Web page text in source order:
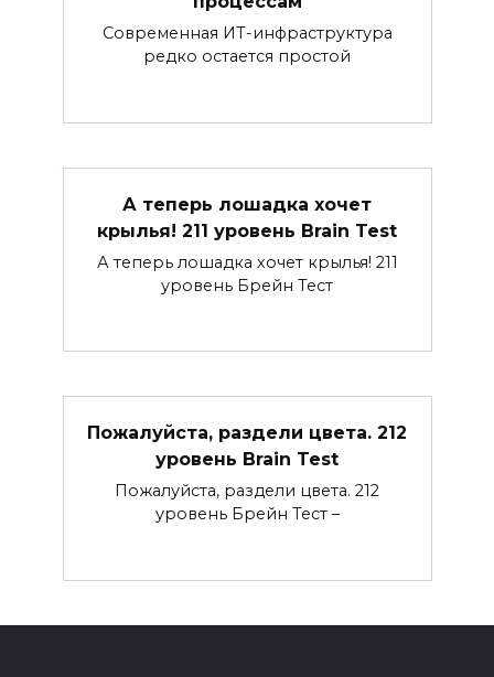
Современная ИТ-инфраструктура
редко остается простой
А теперь лошадка хочет
крылья! 211 уровень Brain Test
А теперь лошадка хочет крылья! 211
уровень Брейн Тест
Пожалуйста, раздели цвета. 212
уровень Brain Test
Пожалуйста, раздели цвета. 212
уровень Брейн Тест –